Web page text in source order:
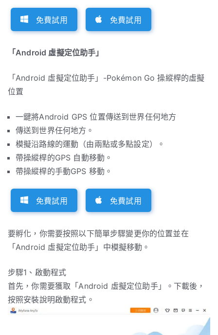
免費試用 免費試用
「Android 虛擬定位助手」
「Android 虛擬定位助手」-Pokémon Go 操縱桿的虛擬
位置
一鍵將Android GPS 位置傳送到世界任何地方
傳送到世界任何地方。
模擬沿路線的運動（由兩點或多點設定）。
帶操縱桿的GPS 自動移動。
帶操縱桿的手動GPS 移動。
免費試用 免費試用
要孵化，你需要按照以下簡單步驟變更你的位置並在
「Android 虛擬定位助手」中模擬移動。
步驟1、啟動程式
首先，你需要獲取「Android 虛擬定位助手」。下載後，
按照安裝說明啟動程式。